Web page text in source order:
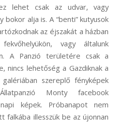
lehet csak az udvar, vagy
bokor alja is. A “benti” kutyusok
az éjszakát a házban
vagy általunk
A Panzió területére csak a
nincs lehetőség a Gazdiknak a
szereplő fényképek
Monty facebook
képek. Próbanapot nem
falkába illesszük be az újonnan